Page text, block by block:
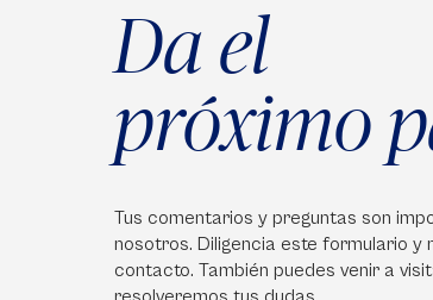
Da el
próximo
Tus comentarios y preguntas son
nosotros. Diligencia este formulario y
contacto. También puedes venir a